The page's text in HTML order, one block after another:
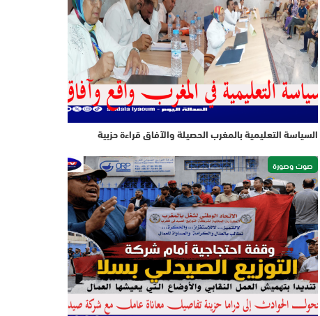
السياسة التعليمية بالمغرب الحصيلة والآفاق قراءة حزبية
صوت وصورة